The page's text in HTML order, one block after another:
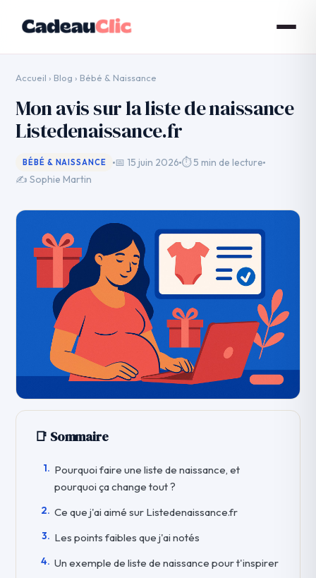
Accueil › Blog › Bébé & Naissance
Mon avis sur la liste de naissance
Listedenaissance.fr
BÉBÉ & NAISSANCE 📅 15 juin 2026⏱ 5 min de lecture
✍️ Sophie Martin
📑 Sommaire
Pourquoi faire une liste de naissance, et
pourquoi ça change tout ?
Ce que j'ai aimé sur Listedenaissance.fr
Les points faibles que j'ai notés
Un exemple de liste de naissance pour t'inspirer